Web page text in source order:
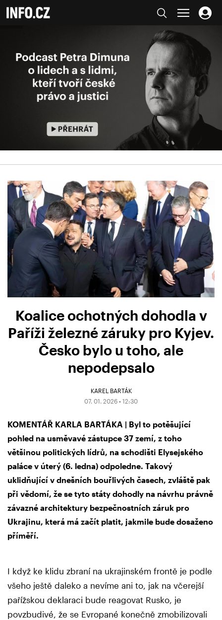
Koalice ochotných dohodla v
Paříži železné záruky pro Kyjev.
Česko bylo u toho, ale
nepodepsalo
KAREL BARTÁK
07. 01. 2026 • 12:30
KOMENTÁŘ KARLA BARTÁKA | Byl to potěšující
pohled na usměvavé zástupce 37 zemí, z toho
většinou politických lídrů, na schodišti Elysejského
paláce v úterý (6. ledna) odpoledne. Takový
uklidňující v dnešních bouřlivých časech, zvláště pak
při vědomí, že se tyto státy dohodly na návrhu právně
závazné architektury bezpečnostních záruk pro
Ukrajinu, která má začít platit, jakmile bude dosaženo
příměří.
I když ke klidu zbraní na ukrajinském frontě je podle
všeho ještě daleko a nevíme ani to, jak na včerejší
pařížskou deklaraci bude reagovat Rusko, je
povzbudivé, že se Evropané konečně zmobilizovali